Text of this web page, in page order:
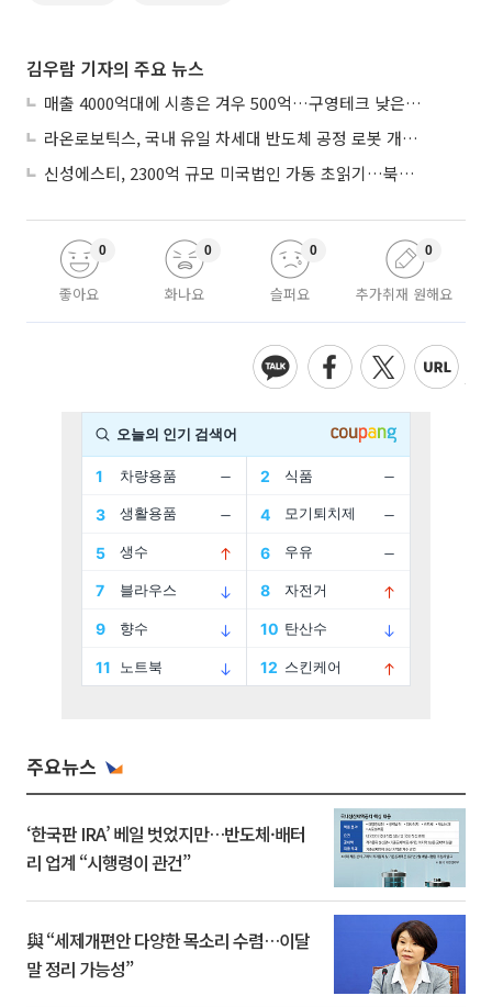
김우람 기자의 주요 뉴스
매출 4000억대에 시총은 겨우 500억…구영테크 낮은 몸값에 저가 승계 마무리
라온로보틱스, 국내 유일 차세대 반도체 공정 로봇 개발 ‘고객사 테스트 진행’
신성에스티, 2300억 규모 미국법인 가동 초읽기…북미 ESS 공략 본격화
좋아요
0
화나요
0
슬퍼요
0
추가취재 원해요
0
주요뉴스
‘한국판 IRA’ 베일 벗었지만…반도체·배터
리 업계 “시행령이 관건”
與 “세제개편안 다양한 목소리 수렴…이달
말 정리 가능성”